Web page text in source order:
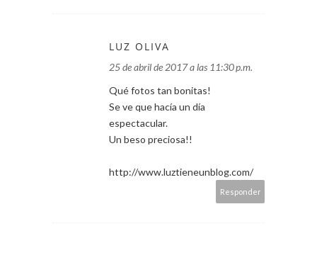
LUZ OLIVA
25 de abril de 2017 a las 11:30 p.m.
Qué fotos tan bonitas!
Se ve que hacía un día
espectacular.
Un beso preciosa!!
http://www.luztieneunblog.com/
Responder